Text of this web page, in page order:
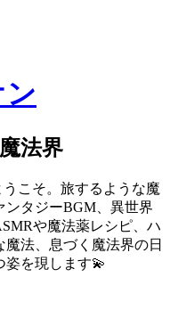
法界
こそ。旅するような魔
ンタジーBGM、異世界
や魔法薬レシピ、ハ
法、息づく魔法界の日
姿を現します💫